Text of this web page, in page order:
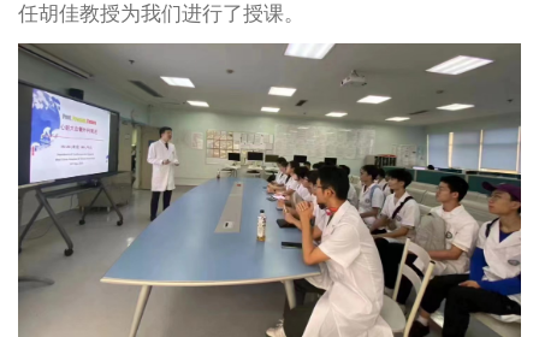
任胡佳教授为我们进行了授课。